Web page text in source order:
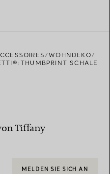
WOHNDEKO
SCHALE
Tiffany
MELDEN SIE SICH AN